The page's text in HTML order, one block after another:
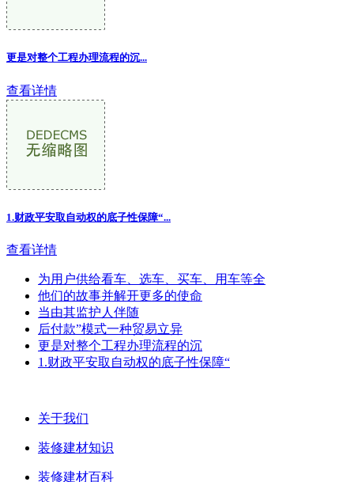
更是对整个工程办理流程的沉...
查看详情
1.财政平安取自动权的底子性保障“...
查看详情
为用户供给看车、选车、买车、用车等全
他们的故事并解开更多的使命
当由其监护人伴随
后付款”模式一种贸易立异
更是对整个工程办理流程的沉
1.财政平安取自动权的底子性保障“
关于我们
装修建材知识
装修建材百科